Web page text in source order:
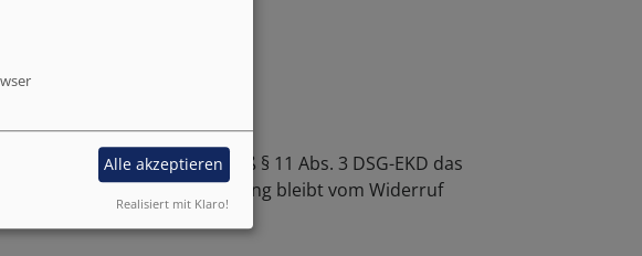
möglich. Sie haben gemäß § 11 Abs. 3 DSG-EKD das
erfolgten Datenverarbeitung bleibt vom Widerruf
Alle akzeptieren
Realisiert mit Klaro!